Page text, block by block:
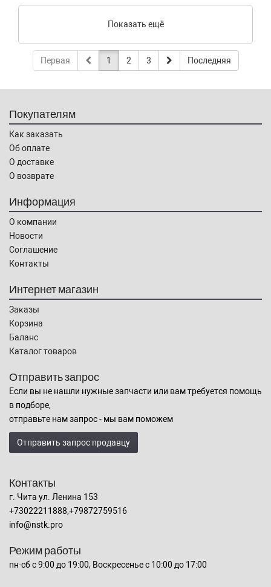
Показать ещё
Первая 1 2 3 Последняя
Покупателям
Как заказать
Об оплате
О доставке
О возврате
Информация
О компании
Новости
Соглашение
Контакты
Интернет магазин
Заказы
Корзина
Баланс
Каталог товаров
Отправить запрос
Если вы не нашли нужные запчасти или вам требуется помощь
в подборе,
отправьте нам запрос - мы вам поможем
Отправить запрос продавцу
Контакты
г. Чита ул. Ленина 153
+73022211888,+79872759516
info@nstk.pro
Режим работы
пн-сб с 9:00 до 19:00, Воскресенье с 10:00 до 17:00